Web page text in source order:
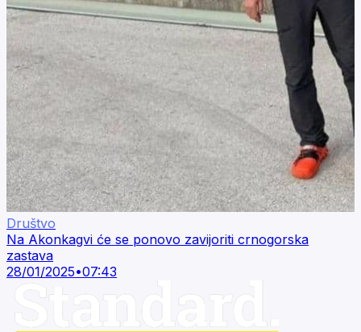
Društvo
Na Akonkagvi će se ponovo zavijoriti crnogorska
zastava
28/01/2025•07:43